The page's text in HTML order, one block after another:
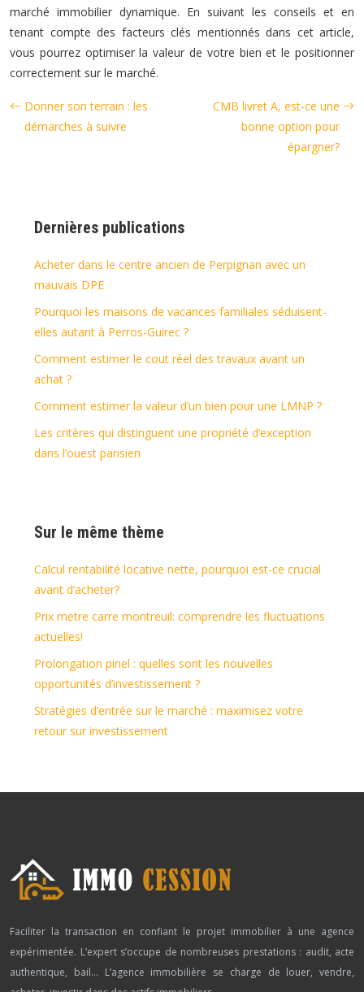
marché immobilier dynamique. En suivant les conseils et en
tenant compte des facteurs clés mentionnés dans cet article,
vous pourrez optimiser la valeur de votre bien et le positionner
correctement sur le marché.
Donner son terrain : les
démarches à suivre
CMB livret A, est-ce une
bonne option pour
épargner?
Dernières publications
Acheter dans le centre ancien de Perpignan avec un
mauvais DPE
Pourquoi les maisons de vacances familiales séduisent-
elles autant à Perros-Guirec ?
Comment estimer le cout réel des travaux avant un
achat ?
Comment estimer la valeur d’un bien pour une LMNP ?
Les critères qui distinguent une propriété d’exception
dans l’ouest parisien
Sur le même thème
Calcul rentabilité locative nette, pourquoi est-ce crucial
avant d’acheter?
Prix metre carre montreuil: comprendre les fluctuations
actuelles!
Prolongation pinel : quelles sont les nouvelles
opportunités d’investissement ?
Stratégies d’entrée sur le marché : maximisez votre
retour sur investissement
Faciliter la transaction en confiant le projet immobilier à une agence
expérimentée. L’expert s’occupe de nombreuses prestations : audit, acte
authentique, bail… L’agence immobilière se charge de louer, vendre,